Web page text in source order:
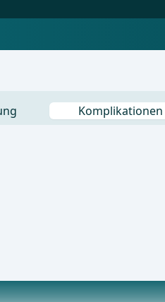
Komplikationen